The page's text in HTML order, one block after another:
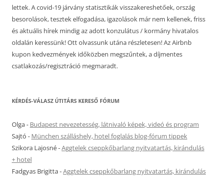
lettek. A covid-19 járvány statisztikák visszakereshetőek, ország
besorolások, tesztek elfogadása, igazolások már nem kellenek, friss
és aktuális hírek mindig az adott konzulátus / kormány hivatalos
oldalán keressünk! Ott olvassunk utána részletesen! Az Airbnb
kupon kedvezmények időközben megszűntek, a díjmentes
csatlakozás/regisztráció megmaradt.
KÉRDÉS-VÁLASZ ÚTITÁRS KERESŐ FÓRUM
Olga- Budapest nevezetesség, látnivaló képek, videó és program
Sajtó - München szálláshely, hotel foglalás blog-fórum tippek
Szikora Lajosné-Aggtelek cseppkőbarlang nyitvatartás, kirándulás
+ hotel
Fadgyas Brigitta-Aggtelek cseppkőbarlang nyitvatartás, kirándulás